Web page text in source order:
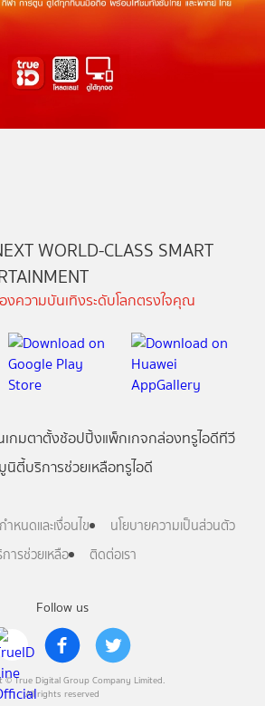
Follow us
© True Digital Group Company Limited.
All rights reserved
WORLD-CLASS SMART
ความบันเทิงระดับโลกตรงใจคุณ
เกมตาตั้งช้อปปิ้งแพ็กเกจกล่องทรูไอดีทีวี
นิตี้บริการช่วยเหลือทรูไอดี
ำหนดและเงื่อนไข
นโยบายความเป็นส่วนตัว
ารช่วยเหลือ
ติดต่อเรา